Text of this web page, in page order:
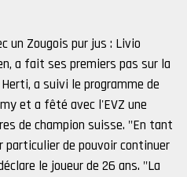
un Zougois pur jus : Livio
a fait ses premiers pas sur la
a suivi le programme de
et a fêté avec l'EVZ une
de champion suisse. "En tant
particulier de pouvoir continuer
le joueur de 26 ans. "La